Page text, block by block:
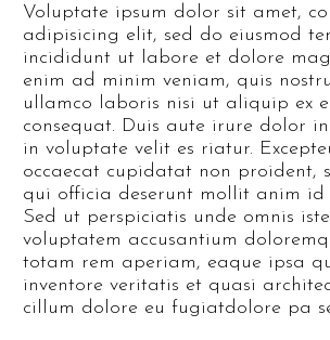
Voluptate ipsum dolor sit amet,
adipisicing elit, sed do eiusmod
incididunt ut labore et dolore
enim ad minim veniam, quis
ullamco laboris nisi ut aliquip ex
consequat. Duis aute irure dolor
in voluptate velit es riatur.
occaecat cupidatat non proident,
qui officia deserunt mollit anim id
Sed ut perspiciatis unde omnis
voluptatem accusantium
totam rem aperiam, eaque ipsa
inventore veritatis et quasi
cillum dolore eu fugiatdolore pa